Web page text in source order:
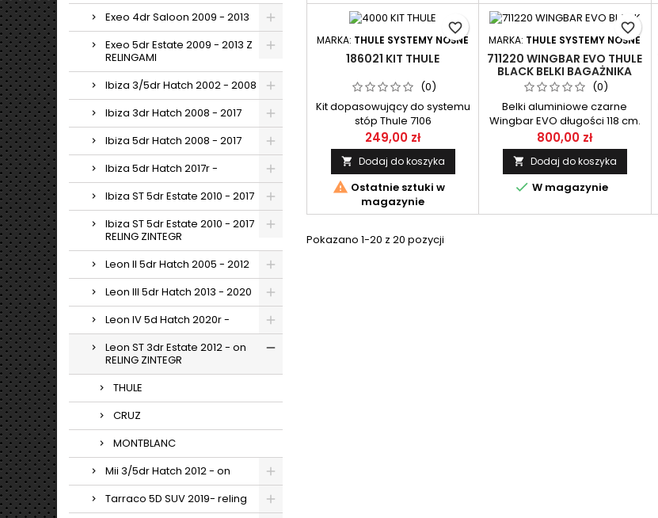
Exeo 4dr Saloon 2009 - 2013
Exeo 5dr Estate 2009 - 2013 Z
RELINGAMI
Ibiza 3/5dr Hatch 2002 - 2008
Ibiza 3dr Hatch 2008 - 2017
Ibiza 5dr Hatch 2008 - 2017
Ibiza 5dr Hatch 2017r -
Ibiza ST 5dr Estate 2010 - 2017
Ibiza ST 5dr Estate 2010 - 2017
RELING ZINTEGR
Leon II 5dr Hatch 2005 - 2012
Leon III 5dr Hatch 2013 - 2020
Leon IV 5d Hatch 2020r -
Leon ST 3dr Estate 2012 - on
RELING ZINTEGR
THULE
CRUZ
MONTBLANC
Mii 3/5dr Hatch 2012 - on
Tarraco 5D SUV 2019- reling
MARKA: THULE SYSTEMY NOŚNE
186021 KIT THULE
(0)
Kit dopasowujący do systemu
stóp Thule 7106
249,00 zł
 Dodaj do koszyka
 Ostatnie sztuki w
magazynie
favorite_border
MARKA: THULE SYSTEMY NOŚNE
711220 WINGBAR EVO THULE
BLACK BELKI BAGAŻNIKA
(0)
Belki aluminiowe czarne
Wingbar EVO długości 118 cm.
Komplet 2 szt.
800,00 zł
 Dodaj do koszyka
 W magazynie
favorite_border
Pokazano 1-20 z 20 pozycji